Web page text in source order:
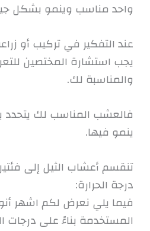
واحد مناسب وينمو بشكل
عند التفكير في تركيب أو
يجب استشارة المختصين
والمناسبة لك.
فالعشب المناسب لك يتحدد
ينمو فيها.
تنقسم أعشاب الثيل إلى
درجة الحرارة:
فيما يلي نعرض لكم اشهر
المستخدمة بناءً على درجات